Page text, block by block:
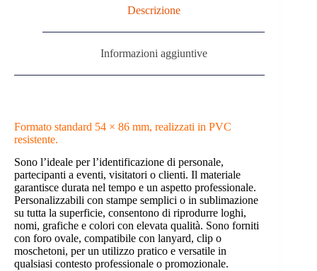
Descrizione
Informazioni aggiuntive
Formato standard 54 × 86 mm, realizzati in PVC
resistente.
Sono l’ideale per l’identificazione di personale,
partecipanti a eventi, visitatori o clienti. Il materiale
garantisce durata nel tempo e un aspetto professionale.
Personalizzabili con stampe semplici o in sublimazione
su tutta la superficie, consentono di riprodurre loghi,
nomi, grafiche e colori con elevata qualità. Sono forniti
con foro ovale, compatibile con lanyard, clip o
moschetoni, per un utilizzo pratico e versatile in
qualsiasi contesto professionale o promozionale.